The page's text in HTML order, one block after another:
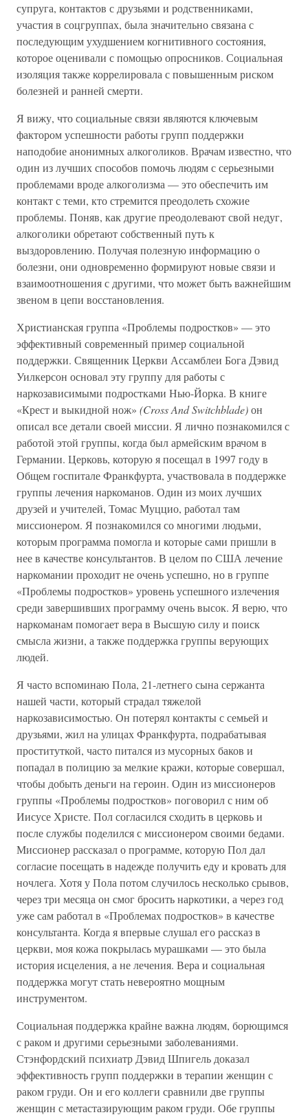
супруга, контактов с друзьями и родственниками,
участия в соцгруппах, была значительно связана с
последующим ухудшением когнитивного состояния,
которое оценивали с помощью опросников. Социальная
изоляция также коррелировала с повышенным риском
болезней и ранней смерти.
Я вижу, что социальные связи являются ключевым
фактором успешности работы групп поддержки
наподобие анонимных алкоголиков. Врачам известно, что
один из лучших способов помочь людям с серьезными
проблемами вроде алкоголизма — это обеспечить им
контакт с теми, кто стремится преодолеть схожие
проблемы. Поняв, как другие преодолевают свой недуг,
алкоголики обретают собственный путь к
выздоровлению. Получая полезную информацию о
болезни, они одновременно формируют новые связи и
взаимоотношения с другими, что может быть важнейшим
звеном в цепи восстановления.
Христианская группа «Проблемы подростков» — это
эффективный современный пример социальной
поддержки. Священник Церкви Ассамблеи Бога Дэвид
Уилкерсон основал эту группу для работы с
наркозависимыми подростками Нью-Йорка. В книге
«Крест и выкидной нож» (Cross And Switchblade)он
описал все детали своей миссии. Я лично познакомился с
работой этой группы, когда был армейским врачом в
Германии. Церковь, которую я посещал в 1997 году в
Общем госпитале Франкфурта, участвовала в поддержке
группы лечения наркоманов. Один из моих лучших
друзей и учителей, Томас Муццио, работал там
миссионером. Я познакомился со многими людьми,
которым программа помогла и которые сами пришли в
нее в качестве консультантов. В целом по США лечение
наркомании проходит не очень успешно, но в группе
«Проблемы подростков» уровень успешного излечения
среди завершивших программу очень высок. Я верю, что
наркоманам помогает вера в Высшую силу и поиск
смысла жизни, а также поддержка группы верующих
людей.
Я часто вспоминаю Пола, 21-летнего сына сержанта
нашей части, который страдал тяжелой
наркозависимостью. Он потерял контакты с семьей и
друзьями, жил на улицах Франкфурта, подрабатывая
проституткой, часто питался из мусорных баков и
попадал в полицию за мелкие кражи, которые совершал,
чтобы добыть деньги на героин. Один из миссионеров
группы «Проблемы подростков» поговорил с ним об
Иисусе Христе. Пол согласился сходить в церковь и
после службы поделился с миссионером своими бедами.
Миссионер рассказал о программе, которую Пол дал
согласие посещать в надежде получить еду и кровать для
ночлега. Хотя у Пола потом случилось несколько срывов,
через три месяца он смог бросить наркотики, а через год
уже сам работал в «Проблемах подростков» в качестве
консультанта. Когда я впервые слушал его рассказ в
церкви, моя кожа покрылась мурашками — это была
история исцеления, а не лечения. Вера и социальная
поддержка могут стать невероятно мощным
инструментом.
Социальная поддержка крайне важна людям, борющимся
с раком и другими серьезными заболеваниями.
Стэнфордский психиатр Дэвид Шпигель доказал
эффективность групп поддержки в терапии женщин с
раком груди. Он и его коллеги сравнили две группы
женщин с метастазирующим раком груди. Обе группы